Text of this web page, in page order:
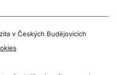
v Českých Budějovicích